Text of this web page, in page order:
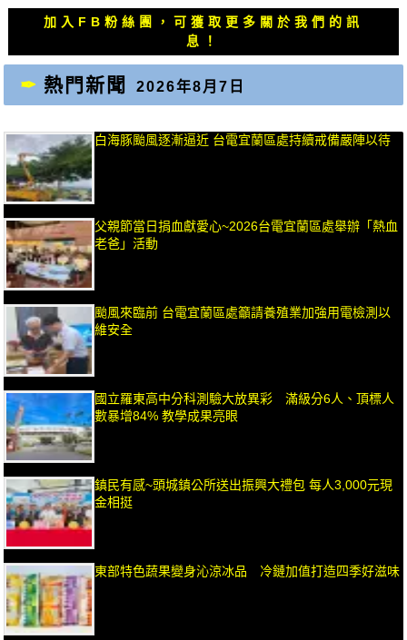
章：
加入FB粉絲團，可獲取更多關於我們的訊
息！
熱門新聞 2026年8月7日
白海豚颱風逐漸逼近 台電宜蘭區處持續戒備嚴陣以待
父親節當日捐血獻愛心~2026台電宜蘭區處舉辦「熱血
老爸」活動
颱風來臨前 台電宜蘭區處籲請養殖業加強用電檢測以
維安全
國立羅東高中分科測驗大放異彩 滿級分6人、頂標人
數暴增84% 教學成果亮眼
鎮民有感~頭城鎮公所送出振興大禮包 每人3,000元現
金相挺
東部特色蔬果變身沁涼冰品 冷鏈加值打造四季好滋味